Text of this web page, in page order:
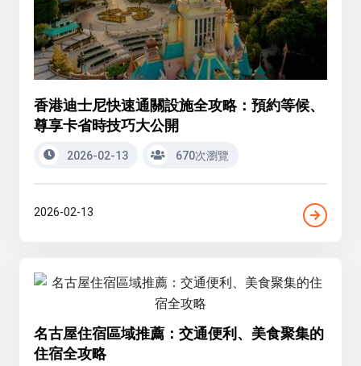
香港迪士尼快速通關設施全攻略：預約等候、
尊享卡省時技巧大公開
2026-02-13 670次瀏覽
2026-02-13
名古屋住宿區域推薦：交通便利、美食聚集的
住宿全攻略